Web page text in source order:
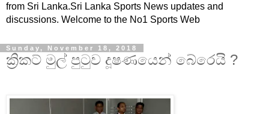
from Sri Lanka.Sri Lanka Sports News updates and
discussions. Welcome to the No1 Sports Web
Sunday, November 18, 2018
ක්‍රිකට් මුල් පුටුව දූෂණයෙන් බේරෙයි ?